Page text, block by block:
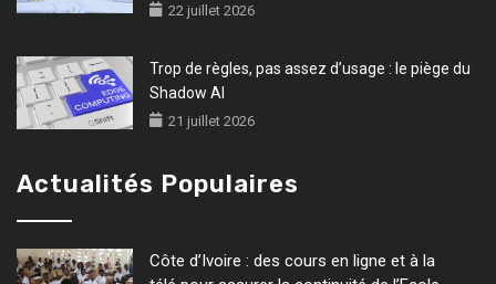
22 juillet 2026
Trop de règles, pas assez d’usage : le piège du
Shadow AI
21 juillet 2026
Actualités Populaires
Côte d’Ivoire : des cours en ligne et à la